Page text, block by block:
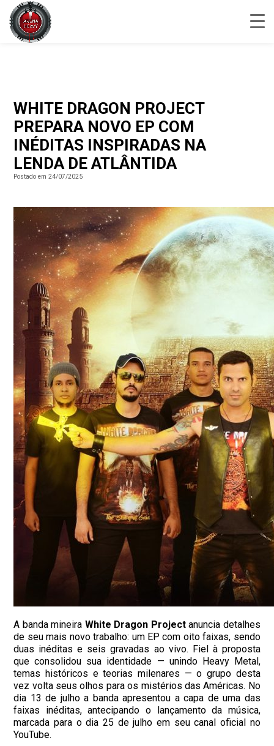
WHITE DRAGON PROJECT
PREPARA NOVO EP COM
INÉDITAS INSPIRADAS NA
LENDA DE ATLÂNTIDA
Postado em 24/07/2025
A banda mineira White Dragon Projectanuncia detalhes
de seu mais novo trabalho: um EP com oito faixas, sendo
duas inéditas e seis gravadas ao vivo. Fiel à proposta
que consolidou sua identidade — unindo Heavy Metal,
temas históricos e teorias milenares — o grupo desta
vez volta seus olhos para os mistérios das Américas. No
dia 13 de julho a banda apresentou a capa de uma das
faixas inéditas, antecipando o lançamento da música,
marcada para o dia 25 de julho em seu canal oficial no
YouTube.